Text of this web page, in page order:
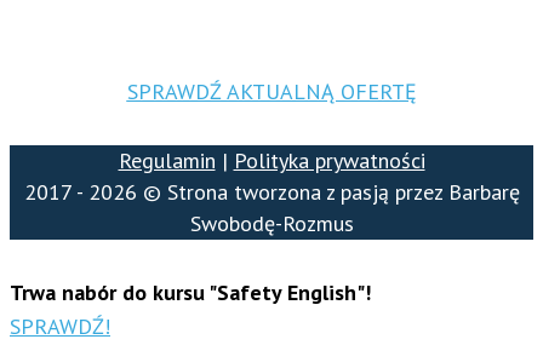
SPRAWDŹ AKTUALNĄ OFERTĘ
Regulamin | Polityka prywatności
2017 - 2026 © Strona tworzona z pasją przez Barbarę
Swobodę-Rozmus
Trwa nabór do kursu "Safety English"!
SPRAWDŹ!